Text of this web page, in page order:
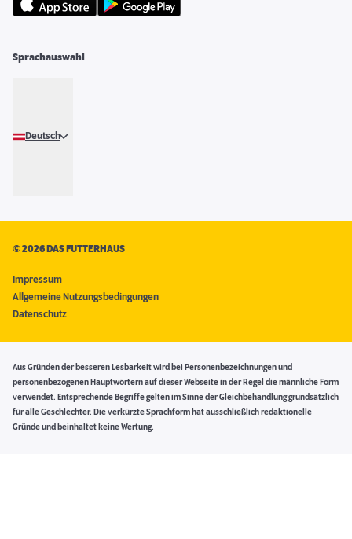
Sprachauswahl
Deutsch
©2026 DAS FUTTERHAUS
Impressum
Allgemeine Nutzungsbedingungen
Datenschutz
Aus Gründen der besseren Lesbarkeit wird bei Personenbezeichnungen und
personenbezogenen Hauptwörtern auf dieser Webseite in der Regel die männliche Form
verwendet. Entsprechende Begriffe gelten im Sinne der Gleichbehandlung grundsätzlich
für alle Geschlechter. Die verkürzte Sprachform hat ausschließlich redaktionelle
Gründe und beinhaltet keine Wertung.